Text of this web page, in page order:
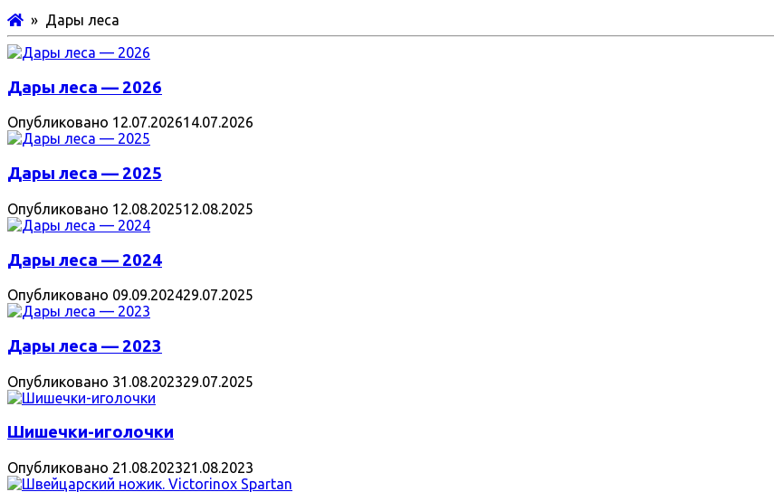
» Дары леса
Дары леса — 2026
Опубликовано 12.07.202614.07.2026
Дары леса — 2025
Опубликовано 12.08.202512.08.2025
Дары леса — 2024
Опубликовано 09.09.202429.07.2025
Дары леса — 2023
Опубликовано 31.08.202329.07.2025
Шишечки-иголочки
Опубликовано 21.08.202321.08.2023